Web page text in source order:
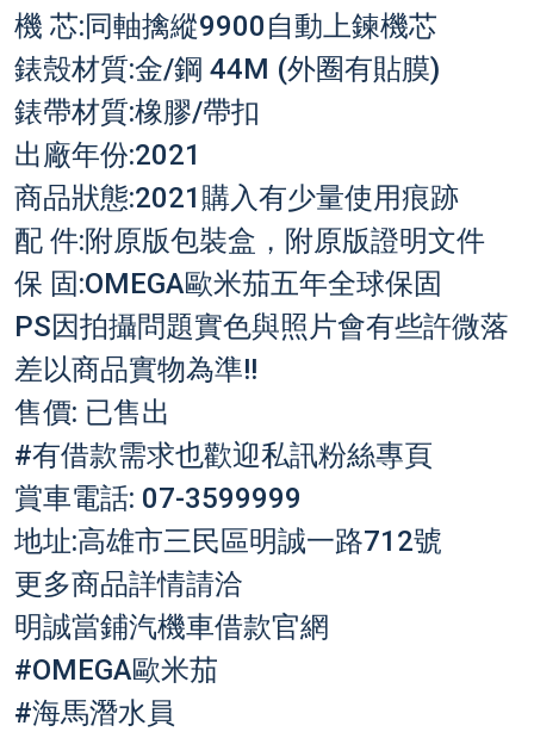
機 芯:同軸擒縱9900自動上鍊機芯
錶殼材質:金/鋼 44M (外圈有貼膜)
錶帶材質:橡膠/帶扣
出廠年份:2021
商品狀態:2021購入有少量使用痕跡
配 件:附原版包裝盒，附原版證明文件
保 固:OMEGA歐米茄五年全球保固
PS因拍攝問題實色與照片會有些許微落
差以商品實物為準!!
售價: 已售出
#有借款需求也歡迎私訊粉絲專頁
賞車電話: 07-3599999
地址:高雄市三民區明誠一路712號
更多商品詳情請洽
明誠當鋪汽機車借款官網
#OMEGA歐米茄
#海馬潛水員